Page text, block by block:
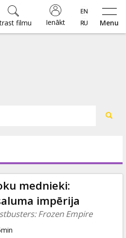
Menu
Ienākt
filmu
mednieki:
impērija
Frozen Empire